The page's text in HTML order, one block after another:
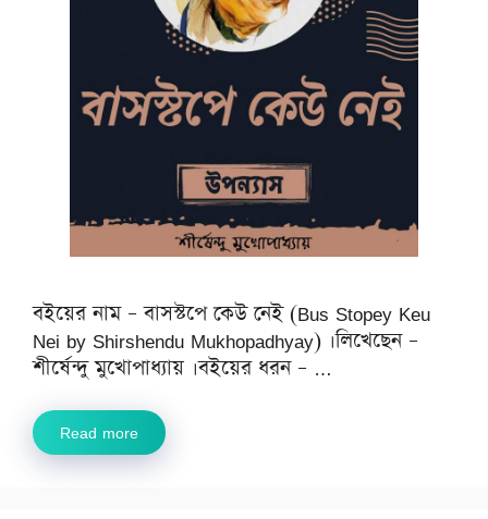
বইয়ের নাম – বাসস্টপে কেউ নেই (Bus Stopey Keu
Nei by Shirshendu Mukhopadhyay) ।লিখেছেন –
শীর্ষেন্দু মুখোপাধ্যায় ।বইয়ের ধরন – …
Read more